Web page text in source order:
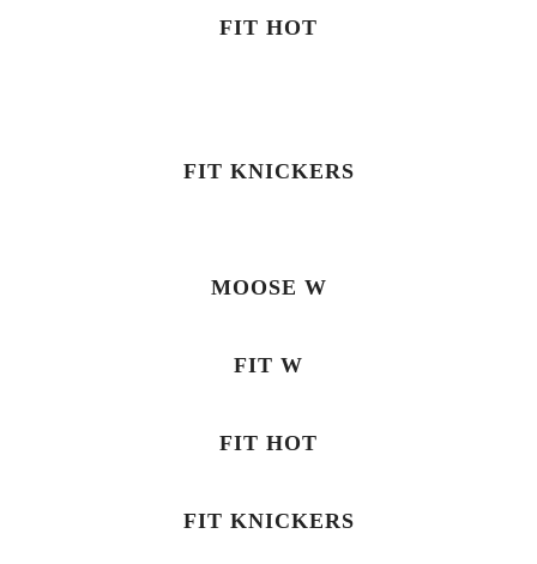
FIT HOT
FIT KNICKERS
MOOSE W
FIT W
FIT HOT
FIT KNICKERS